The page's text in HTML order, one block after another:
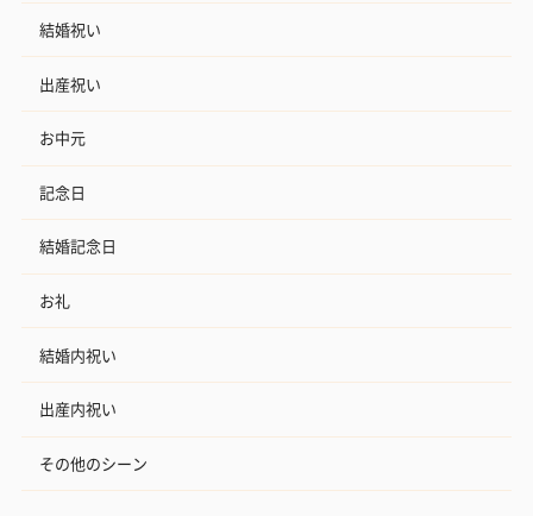
結婚祝い
出産祝い
お中元
記念日
結婚記念日
お礼
結婚内祝い
出産内祝い
その他のシーン